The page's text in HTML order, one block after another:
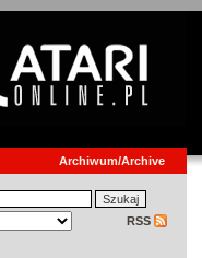
Archiwum/Archive
RSS